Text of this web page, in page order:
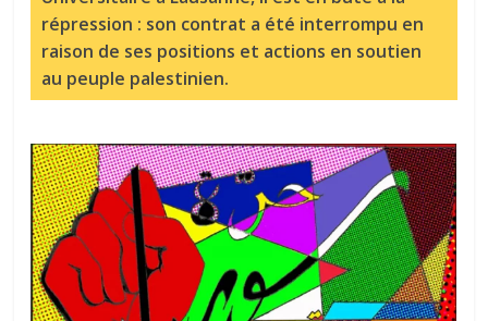
répression : son contrat a été interrompu en
raison de ses positions et actions en soutien
au peuple palestinien.